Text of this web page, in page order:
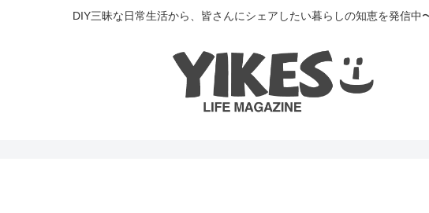
DIY三昧な日常生活から、皆さんにシェアしたい暮らしの知恵を発信中